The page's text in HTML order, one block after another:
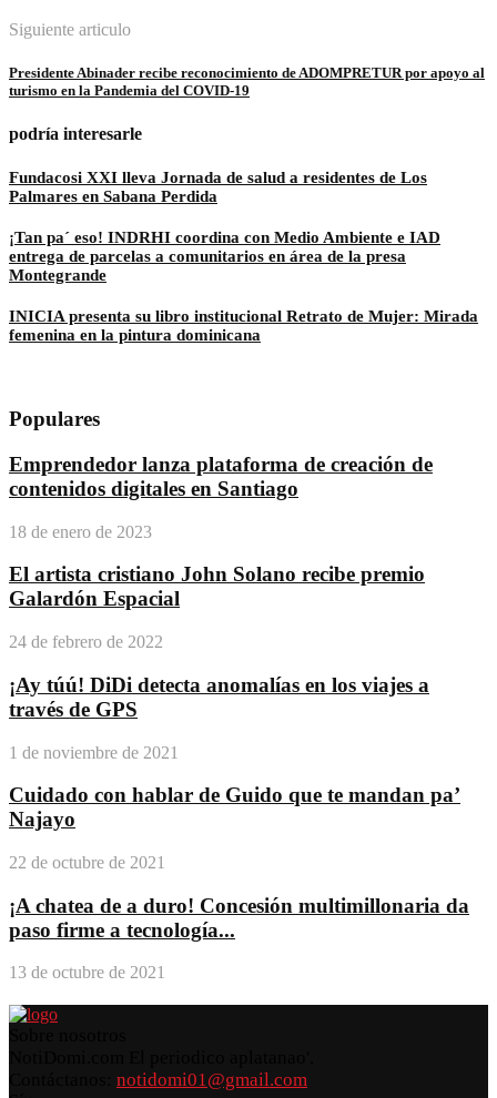
Siguiente articulo
Presidente Abinader recibe reconocimiento de ADOMPRETUR por apoyo al
turismo en la Pandemia del COVID-19
podría interesarle
Fundacosi XXI lleva Jornada de salud a residentes de Los
Palmares en Sabana Perdida
¡Tan pa´ eso! INDRHI coordina con Medio Ambiente e IAD
entrega de parcelas a comunitarios en área de la presa
Montegrande
INICIA presenta su libro institucional Retrato de Mujer: Mirada
femenina en la pintura dominicana
Populares
Emprendedor lanza plataforma de creación de
contenidos digitales en Santiago
18 de enero de 2023
El artista cristiano John Solano recibe premio
Galardón Espacial
24 de febrero de 2022
¡Ay túú! DiDi detecta anomalías en los viajes a
través de GPS
1 de noviembre de 2021
Cuidado con hablar de Guido que te mandan pa’
Najayo
22 de octubre de 2021
¡A chatea de a duro! Concesión multimillonaria da
paso firme a tecnología...
13 de octubre de 2021
notidomi01@gmail.com